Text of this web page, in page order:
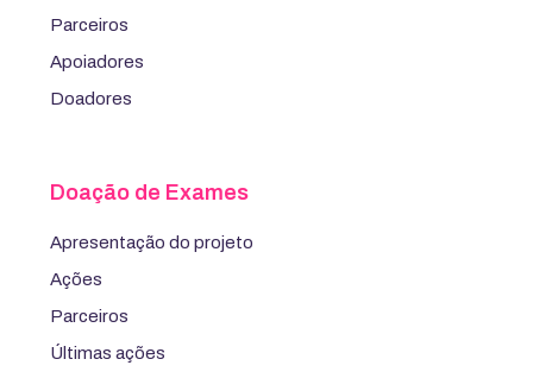
Parceiros
Apoiadores
Doadores
Doação de Exames
Apresentação do projeto
Ações
Parceiros
Últimas ações